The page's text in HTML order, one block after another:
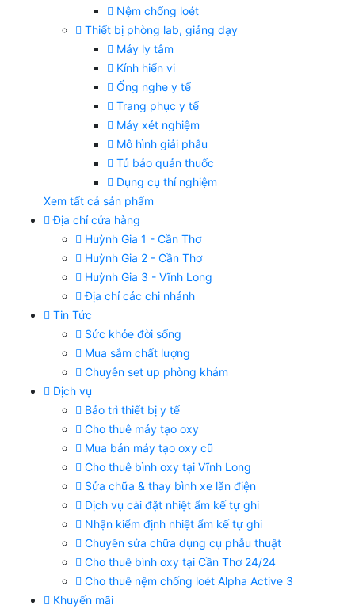
Nệm chống loét
Thiết bị phòng lab, giảng dạy
Máy ly tâm
Kính hiển vi
Ống nghe y tế
Trang phục y tế
Máy xét nghiệm
Mô hình giải phẫu
Tủ bảo quản thuốc
Dụng cụ thí nghiệm
Xem tất cả sản phẩm
Địa chỉ cửa hàng
Huỳnh Gia 1 - Cần Thơ
Huỳnh Gia 2 - Cần Thơ
Huỳnh Gia 3 - Vĩnh Long
Địa chỉ các chi nhánh
Tin Tức
Sức khỏe đời sống
Mua sắm chất lượng
Chuyên set up phòng khám
Dịch vụ
Bảo trì thiết bị y tế
Cho thuê máy tạo oxy
Mua bán máy tạo oxy cũ
Cho thuê bình oxy tại Vĩnh Long
Sửa chữa & thay bình xe lăn điện
Dịch vụ cài đặt nhiệt ẩm kế tự ghi
Nhận kiểm định nhiệt ẩm kế tự ghi
Chuyên sửa chữa dụng cụ phẫu thuật
Cho thuê bình oxy tại Cần Thơ 24/24
Cho thuê nệm chống loét Alpha Active 3
Khuyến mãi